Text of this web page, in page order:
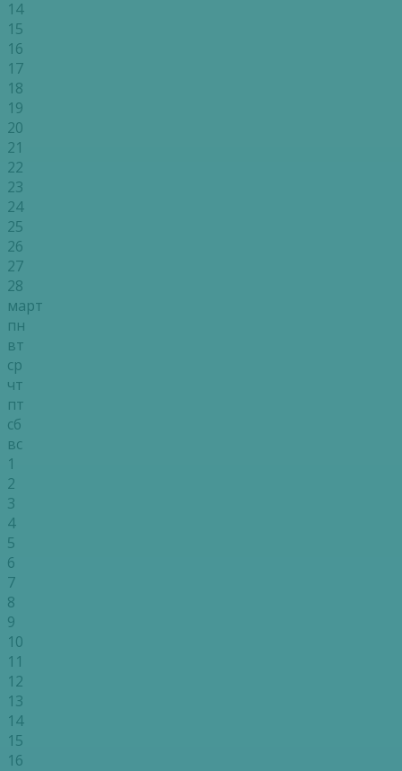
14
15
16
17
18
19
20
21
22
23
24
25
26
27
28
март
пн
вт
ср
чт
пт
сб
вс
1
2
3
4
5
6
7
8
9
10
11
12
13
14
15
16